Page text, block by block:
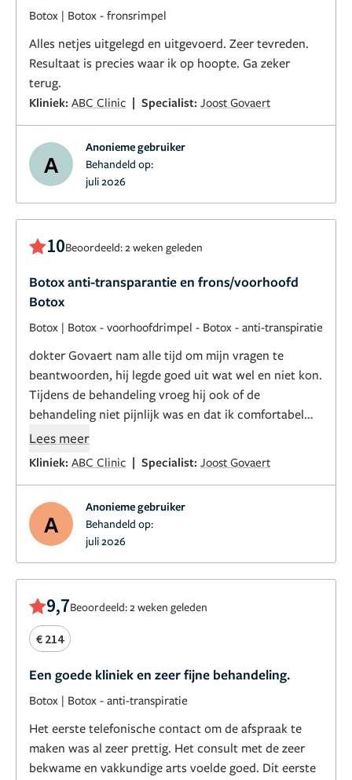
Botox | Botox - fronsrimpel
Alles netjes uitgelegd en uitgevoerd. Zeer tevreden.
Resultaat is precies waar ik op hoopte. Ga zeker
terug.
Kliniek: ABC Clinic | Specialist: Joost Govaert
A
Anonieme gebruiker
Behandeld op:
juli 2026
10Beoordeeld: 2 weken geleden
Botox anti-transparantie en frons/voorhoofd
Botox
Botox | Botox - voorhoofdrimpel - Botox - anti-transpiratie
dokter Govaert nam alle tijd om mijn vragen te
beantwoorden, hij legde goed uit wat wel en niet kon.
Tijdens de behandeling vroeg hij ook of de
behandeling niet pijnlijk was en dat ik comfortabel
was. Ik kom hier zéker terug! Ongelofelijk
professioneel, van a tot z!
Lees meer
Kliniek: ABC Clinic | Specialist: Joost Govaert
A
Anonieme gebruiker
Behandeld op:
juli 2026
9,7Beoordeeld: 2 weken geleden
€ 214
Een goede kliniek en zeer fijne behandeling.
Botox | Botox - anti-transpiratie
Het eerste telefonische contact om de afspraak te
maken was al zeer prettig. Het consult met de zeer
bekwame en vakkundige arts voelde goed. Dit eerste